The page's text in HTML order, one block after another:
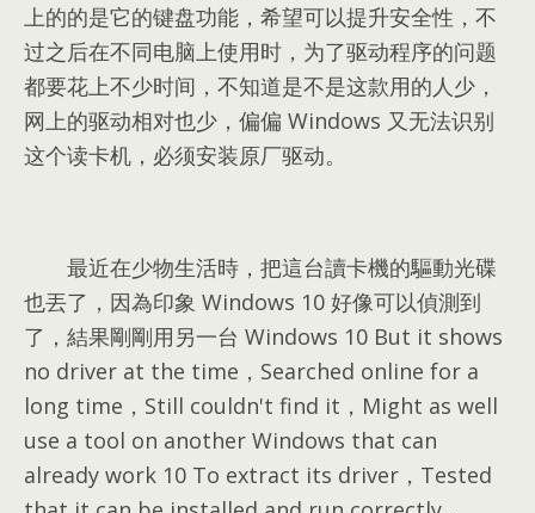
上的的是它的键盘功能，希望可以提升安全性，不
过之后在不同电脑上使用时，为了驱动程序的问题
都要花上不少时间，不知道是不是这款用的人少，
网上的驱动相对也少，偏偏 Windows 又无法识别
这个读卡机，必须安装原厂驱动。
最近在少物生活時 ， 把這台讀卡機的驅動光碟
也丟了 ， 因為印象 Windows 10 好像可以偵測到
了 ， 結果剛剛用另一台 Windows 10 But it shows
no driver at the time，Searched online for a
long time，Still couldn't find it，Might as well
use a tool on another Windows that can
already work 10 To extract its driver，Tested